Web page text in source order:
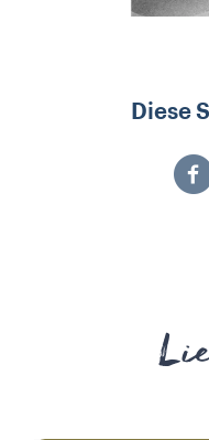
Diese